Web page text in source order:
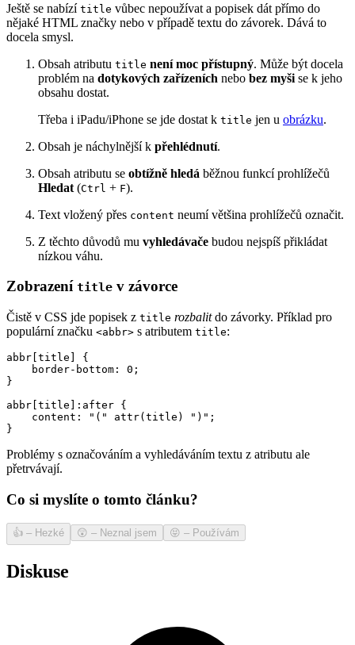
Ještě se nabízí title vůbec nepoužívat a popisek dát přímo do
nějaké HTML značky nebo v případě textu do závorek. Dává to
docela smysl.
Obsah atributu title není moc přístupný. Může být docela
problém na dotykových zařízeních nebo bez myši se k jeho
obsahu dostat.
Třeba i iPadu/iPhone se jde dostat k title jen u obrázku.
Obsah je náchylnější k přehlédnutí.
Obsah atributu se obtížně hledá běžnou funkcí prohlížečů
Hledat (Ctrl + F).
Text vložený přes content neumí většina prohlížečů označit.
Z těchto důvodů mu vyhledávače budou nejspíš přikládat
nízkou váhu.
Zobrazení title v závorce
Čistě v CSS jde popisek z title rozbalitdo závorky. Příklad pro
populární značku <abbr> s atributem title:
abbr[title] {
    border-bottom: 0;
}
abbr[title]:after {
    content: "(" attr(title) ")";
}
Problémy s označováním a vyhledáváním textu z atributu ale
přetrvávají.
Co si myslíte o tomto článku?
👍 – Hezké 😲 – Neznal jsem 😝 – Používám
Diskuse